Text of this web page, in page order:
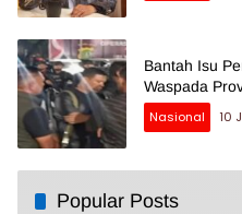
Bantah Isu
Waspada
Nasional
10
Popular Posts